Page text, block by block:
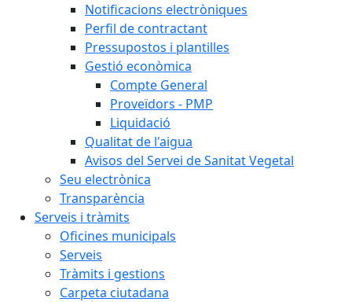
Notificacions electròniques
Perfil de contractant
Pressupostos i plantilles
Gestió econòmica
Compte General
Proveïdors - PMP
Liquidació
Qualitat de l'aigua
Avisos del Servei de Sanitat Vegetal
Seu electrònica
Transparència
Serveis i tràmits
Oficines municipals
Serveis
Tràmits i gestions
Carpeta ciutadana